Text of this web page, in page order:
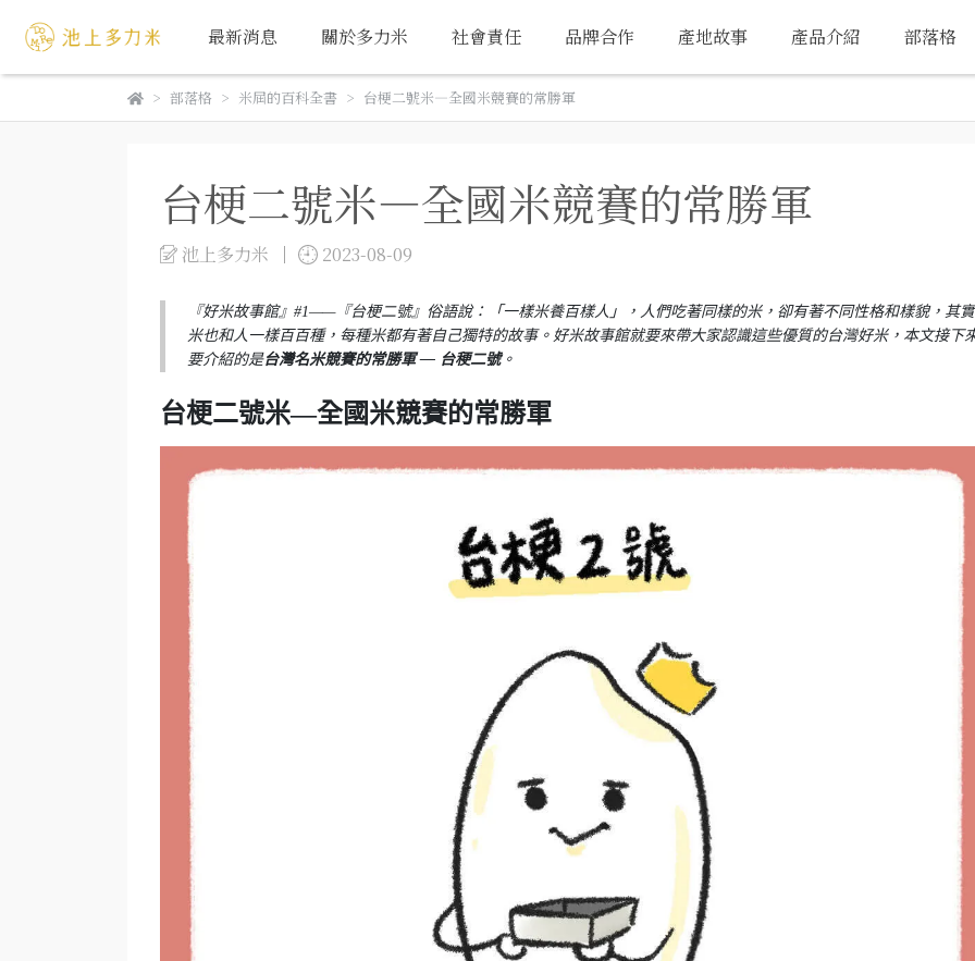
最新消息 關於多力米 社會責任 品牌合作 產地故事 產品介紹 部落格
部落格 米屆的百科全書 台梗二號米—全國米競賽的常勝軍
台梗二號米—全國米競賽的常勝軍
池上多力米 2023-08-09
『好米故事館』#1——『台梗二號』俗語說：「一樣米養百樣人」，人們吃著同樣的米，卻有著不同性格和樣貌，其實
米也和人一樣百百種，每種米都有著自己獨特的故事。好米故事館就要來帶大家認識這些優質的台灣好米，本文接下
要介紹的是台灣名米競賽的常勝軍 — 台稉二號。
台梗二號米—全國米競賽的常勝軍